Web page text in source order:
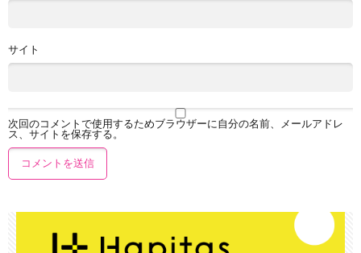
サイト
次回のコメントで使用するためブラウザーに自分の名前、メールアドレ
ス、サイトを保存する。